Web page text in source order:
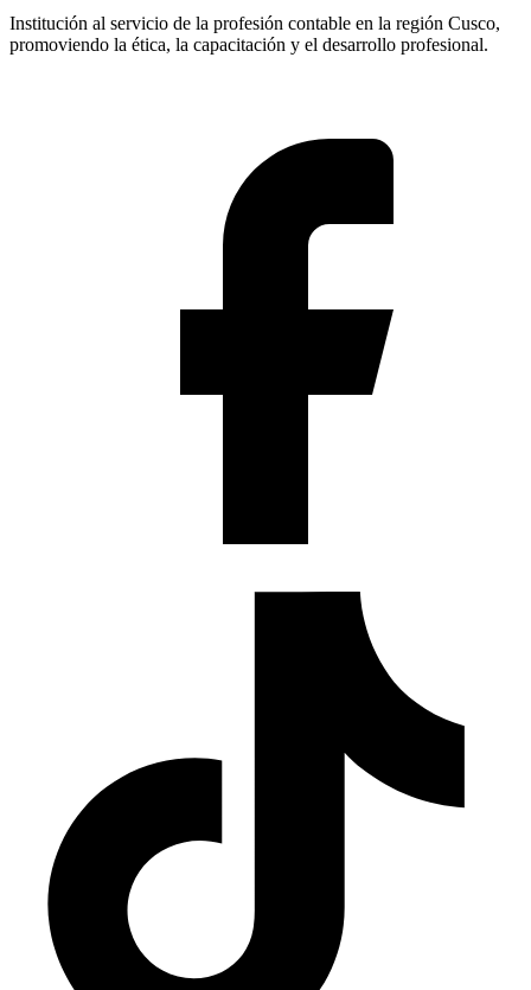
Institución al servicio de la profesión contable en la región Cusco,
promoviendo la ética, la capacitación y el desarrollo profesional.